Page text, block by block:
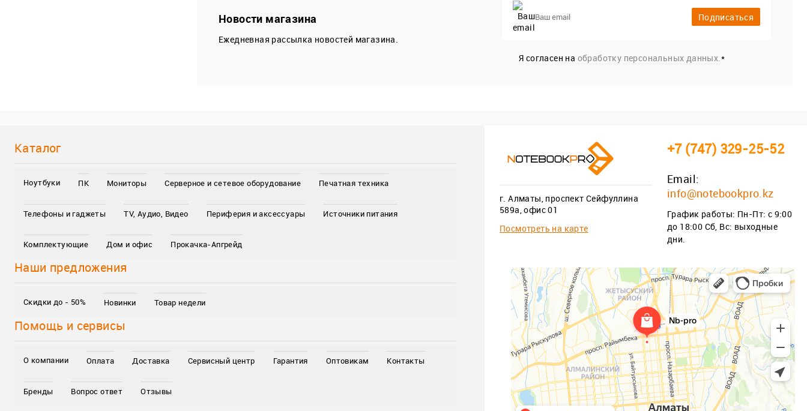
Новости магазина
Ежедневная рассылка новостей магазина.
Подписаться
Я согласен на обработку персональных данных. *
Каталог
Ноутбуки ПК Мониторы Серверное и сетевое оборудование Печатная техника
Телефоны и гаджеты TV, Аудио, Видео Периферия и аксессуары Источники питания
Комплектующие Дом и офис Прокачка-Апгрейд
Наши предложения
Скидки до - 50% Новинки Товар недели
Помощь и сервисы
О компании Оплата Доставка Сервисный центр Гарантия Оптовикам Контакты
Бренды Вопрос ответ Отзывы
г. Алматы, проспект Сейфуллина
589а, офис 01
Посмотреть на карте
+7 (747) 329-25-52
Email:
info@notebookpro.kz
График работы: Пн-Пт: с 9:00
до 18:00 Сб, Вс: выходные
дни.